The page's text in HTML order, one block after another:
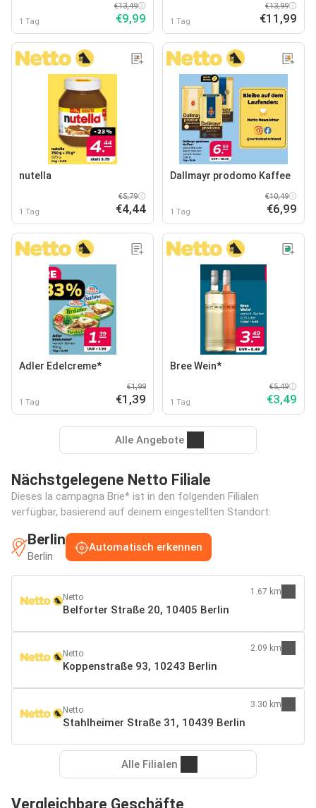
1 Tag
€13,49
€9,99 1 Tag
€13,99
€11,99
nutella
1 Tag
€5,79
€4,44
Dallmayr prodomo Kaffee
1 Tag
€10,49
€6,99
Adler Edelcreme*
1 Tag
€1,99
€1,39
Bree Wein*
1 Tag
€5,49
€3,49
Alle Angebote
Nächstgelegene Netto Filiale
Dieses la campagna Brie* ist in den folgenden Filialen
verfügbar, basierend auf deinem eingestellten Standort:
Berlin
Berlin
Automatisch erkennen
Netto
Belforter Straße 20, 10405 Berlin
1.67 km
Netto
Koppenstraße 93, 10243 Berlin
2.09 km
Netto
Stahlheimer Straße 31, 10439 Berlin
3.30 km
Alle Filialen
Vergleichbare Geschäfte